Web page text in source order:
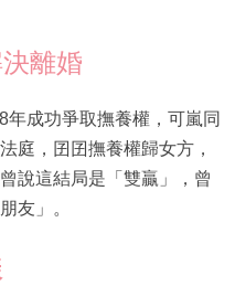
離婚
成功爭取撫養權，可嵐同
庭，囝囝撫養權歸女方，
說這結局是「雙贏」，曾
友」。